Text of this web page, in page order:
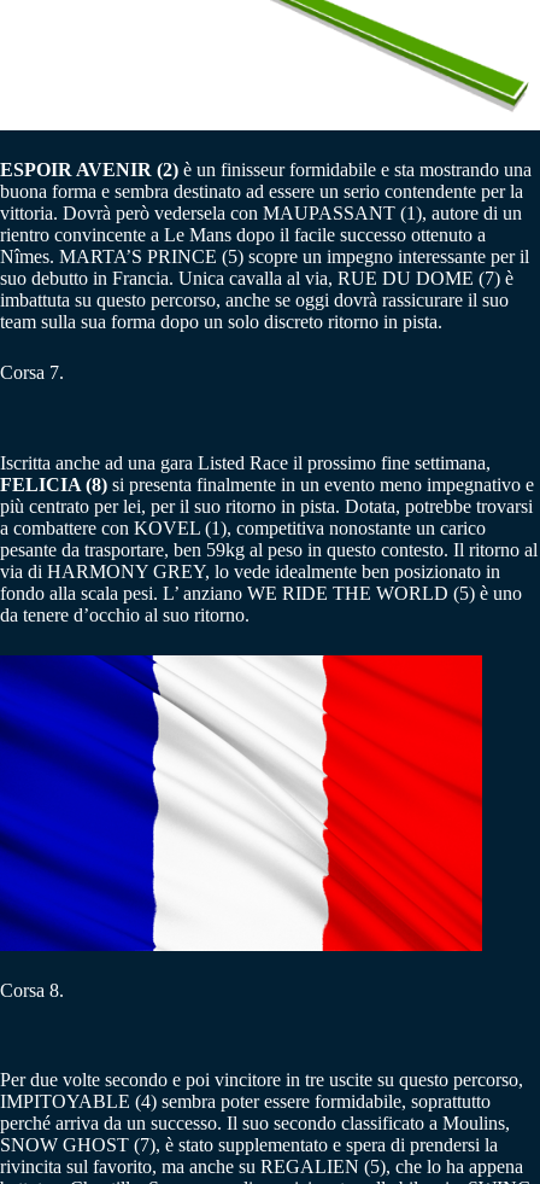
ESPOIR AVENIR (2) è un finisseur formidabile e sta mostrando una
buona forma e sembra destinato ad essere un serio contendente per la
vittoria. Dovrà però vedersela con MAUPASSANT (1), autore di un
rientro convincente a Le Mans dopo il facile successo ottenuto a
Nîmes. MARTA’S PRINCE (5) scopre un impegno interessante per il
suo debutto in Francia. Unica cavalla al via, RUE DU DOME (7) è
imbattuta su questo percorso, anche se oggi dovrà rassicurare il suo
team sulla sua forma dopo un solo discreto ritorno in pista.
Corsa 7.
Iscritta anche ad una gara Listed Race il prossimo fine settimana,
FELICIA (8) si presenta finalmente in un evento meno impegnativo e
più centrato per lei, per il suo ritorno in pista. Dotata, potrebbe trovarsi
a combattere con KOVEL (1), competitiva nonostante un carico
pesante da trasportare, ben 59kg al peso in questo contesto. Il ritorno al
via di HARMONY GREY, lo vede idealmente ben posizionato in
fondo alla scala pesi. L’ anziano WE RIDE THE WORLD (5) è uno
da tenere d’occhio al suo ritorno.
Corsa 8.
Per due volte secondo e poi vincitore in tre uscite su questo percorso,
IMPITOYABLE (4) sembra poter essere formidabile, soprattutto
perché arriva da un successo. Il suo secondo classificato a Moulins,
SNOW GHOST (7), è stato supplementato e spera di prendersi la
rivincita sul favorito, ma anche su REGALIEN (5), che lo ha appena